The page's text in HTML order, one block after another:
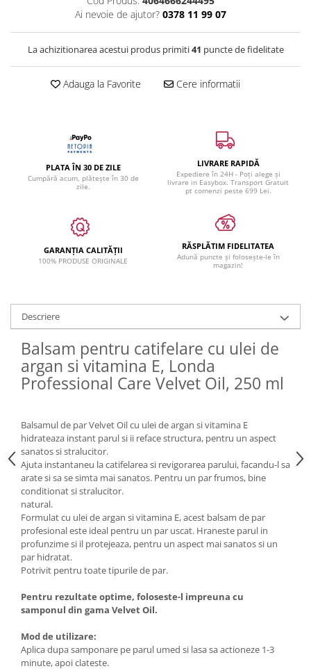
Ai nevoie de ajutor? 0378 11 99 07
La achizitionarea acestui produs primiti41 puncte de fidelitate
Adauga la Favorite Cere informatii
PLATA ÎN 30 DE ZILE
Cumpără acum, plătește în 30 de
zile.
LIVRARE RAPIDĂ
Expediere în 24H - Poți alege și
livrare in Easybox. Transport Gratuit
pt comenzi peste 699 Lei.
GARANȚIA CALITĂȚII
100% PRODUSE ORIGINALE
RĂSPLĂTIM FIDELITATEA
Adună puncte și folosește-le în
magazin!
Descriere
Balsam pentru catifelare cu ulei de
argan si vitamina E, Londa
Professional Care Velvet Oil, 250 ml
Balsamul de par Velvet Oil cu ulei de argan si vitamina E
hidrateaza instant parul si ii reface structura, pentru un aspect
sanatos si stralucitor.
Ajuta instantaneu la catifelarea si revigorarea parului, facandu-l sa
arate si sa se simta mai sanatos. Pentru un par frumos, bine
conditionat si stralucitor.
natural.
Formulat cu ulei de argan si vitamina E, acest balsam de par
profesional este ideal pentru un par uscat. Hraneste parul in
profunzime si il protejeaza, pentru un aspect mai sanatos si un
par hidratat.
Potrivit pentru toate tipurile de par.
Pentru rezultate optime, foloseste-l impreuna cu
samponul din gama Velvet Oil.
Mod de utilizare:
Aplica dupa samponare pe parul umed si lasa sa actioneze 1-3
minute, apoi clateste.